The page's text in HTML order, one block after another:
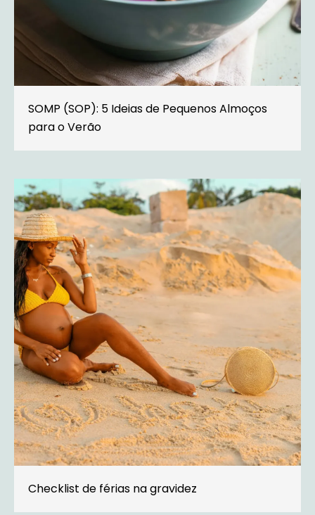
SOMP (SOP): 5 Ideias de Pequenos Almoços
para o Verão
Checklist de férias na gravidez